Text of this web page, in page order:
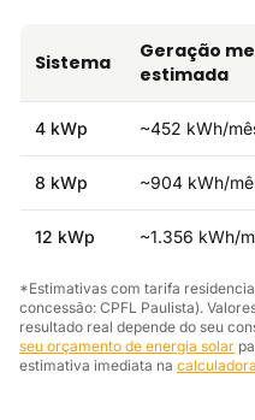
Sistema
Geração
estimada
4 kWp ~452 kWh/
8 kWp ~904 kWh/
12 kWp ~1.356 kWh/
*Estimativas com tarifa
concessão: CPFL Paulista).
resultado real depende do seu
seu orçamento de energia solar
estimativa imediata na